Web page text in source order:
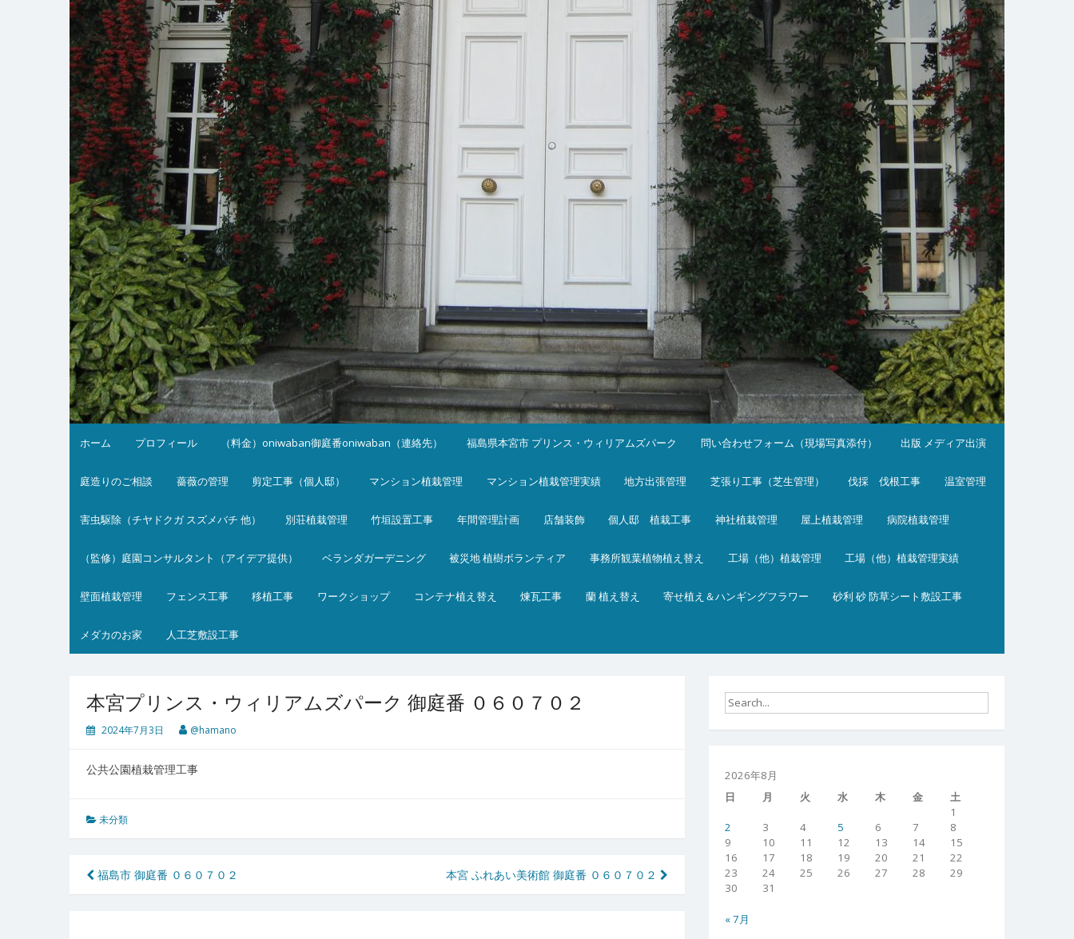
ホーム プロフィール （料金）oniwaban御庭番oniwaban（連絡先） 福島県本宮市 プリンス・ウィリアムズパーク 問い合わせフォーム（現場写真添付） 出版 メディア出演
庭造りのご相談 薔薇の管理 剪定工事（個人邸） マンション植栽管理 マンション植栽管理実績 地方出張管理 芝張り工事（芝生管理） 伐採 伐根工事 温室管理
害虫駆除（チヤドクガ スズメバチ 他） 別荘植栽管理 竹垣設置工事 年間管理計画 店舗装飾 個人邸 植栽工事 神社植栽管理 屋上植栽管理 病院植栽管理
（監修）庭園コンサルタント（アイデア提供） ベランダガーデニング 被災地 植樹ボランティア 事務所観葉植物植え替え 工場（他）植栽管理 工場（他）植栽管理実績
壁面植栽管理 フェンス工事 移植工事 ワークショップ コンテナ植え替え 煉瓦工事 蘭 植え替え 寄せ植え＆ハンギングフラワー 砂利 砂 防草シート敷設工事
メダカのお家 人工芝敷設工事
本宮プリンス・ウィリアムズパーク 御庭番 ０６０７０２
2024年7月3日 @hamano
公共公園植栽管理工事
未分類
投
稿
福島市 御庭番 ０６０７０２ 本宮 ふれあい美術館 御庭番 ０６０７０２
2026年8月
日
月 火 水 木 金
土
1
2
3 4 5 6 7
8
9
10 11 12 13 14
15
16
17 18 19 20 21
22
23
24 25 26 27 28
29
30
31
« 7月